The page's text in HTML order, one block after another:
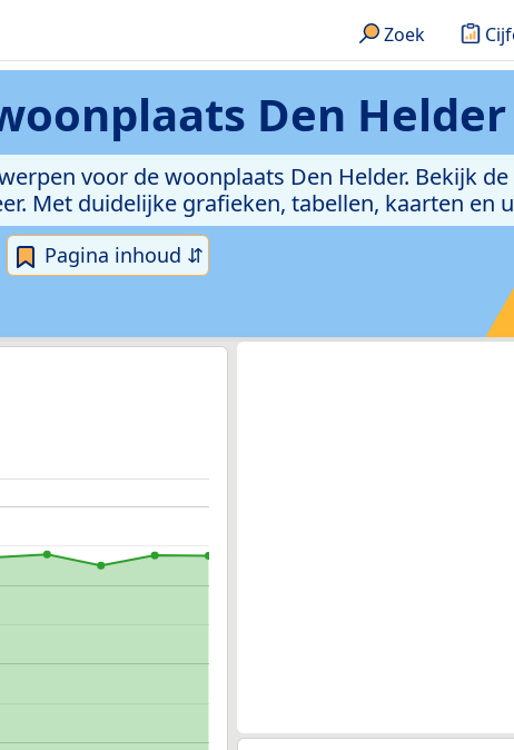
Zoek
Den Helder
voor de woonplaats Den Helder. Bekijk
Met duidelijke grafieken, tabellen, kaarten en
Pagina inhoud ⇵